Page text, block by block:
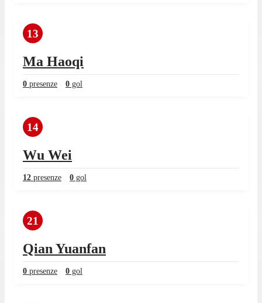
13
Ma Haoqi
0 presenze 0 gol
14
Wu Wei
12 presenze 0 gol
21
Qian Yuanfan
0 presenze 0 gol